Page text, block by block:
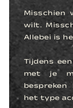
Misschien
wilt.
Allebei is
Tijdens
met je
het type